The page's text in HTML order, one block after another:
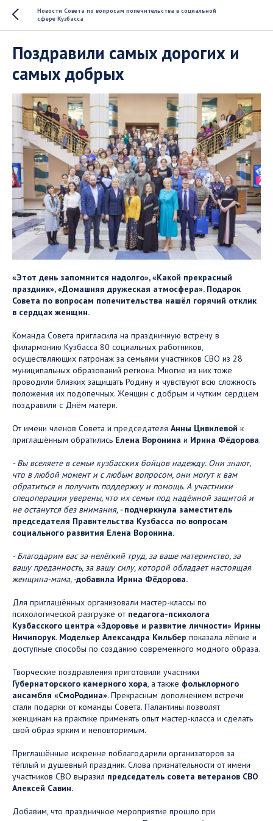
Новости Совета по вопросам попечительства в социальной
сфере Кузбасса
Поздравили самых дорогих и
самых добрых
«Этот день запомнится надолго», «Какой прекрасный
праздник», «Домашняя дружеская атмосфера». Подарок
Совета по вопросам попечительства нашёл горячий отклик
в сердцах женщин.
Команда Совета пригласила на праздничную встречу в
филармонию Кузбасса 80 социальных работников,
осуществляющих патронаж за семьями участников СВО из 28
муниципальных образований региона. Многие из них тоже
проводили близких защищать Родину и чувствуют всю сложность
положения их подопечных. Женщин с добрым и чутким сердцем
поздравили с Днём матери.
От имени членов Совета и председателя Анны Цивилевой к
приглашённым обратились Елена Воронина и Ирина Фёдорова.
- Вы вселяете в семьи кузбасских бойцов надежду. Они знают,
что в любой момент и с любым вопросом, они могут к вам
обратиться и получить поддержку и помощь. А участники
спецоперации уверены, что их семьи под надёжной защитой и
не останутся без внимания, -подчеркнула заместитель
председателя Правительства Кузбасса по вопросам
социального развития Елена Воронина.
- Благодарим вас за нелёгкий труд, за ваше материнство, за
вашу преданность, за вашу силу, которой обладает настоящая
женщина-мама, -добавила Ирина Фёдорова.
Для приглашённых организовали мастер-классы по
психологической разгрузке от педагога-психолога
Кузбасского центра «Здоровье и развитие личности» Ирины
Ничипорук. Модельер Александра Кильбер показала лёгкие и
доступные способы по созданию современного модного образа.
Творческие поздравления приготовили участники
Губернаторского камерного хора, а также фольклорного
ансамбля «СмоРодина». Прекрасным дополнением встречи
стали подарки от команды Совета. Палантины позволят
женщинам на практике применять опыт мастер-класса и сделать
свой образ ярким и неповторимым.
Приглашённые искренне поблагодарили организаторов за
тёплый и душевный праздник. Слова признательности от имени
участников СВО выразил председатель совета ветеранов СВО
Алексей Савин.
Добавим, что праздничное мероприятие прошло при